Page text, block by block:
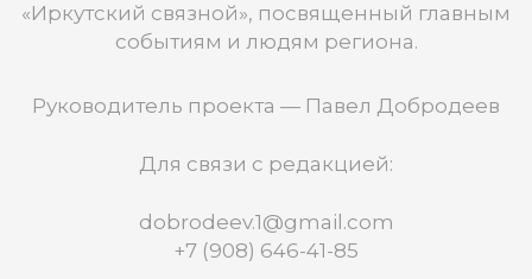
«Иркутский связной», посвященный главным
событиям и людям региона.
Руководитель проекта — Павел Добродеев
Для связи с редакцией:
dobrodeev.1@gmail.com
+7 (908) 646-41-85